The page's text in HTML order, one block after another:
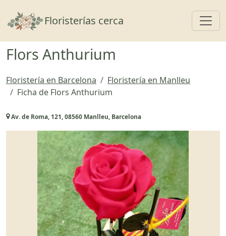
Floristerías cerca
Flors Anthurium
Floristería en Barcelona
Floristería en Manlleu
Ficha de Flors Anthurium
Av. de Roma, 121, 08560 Manlleu, Barcelona